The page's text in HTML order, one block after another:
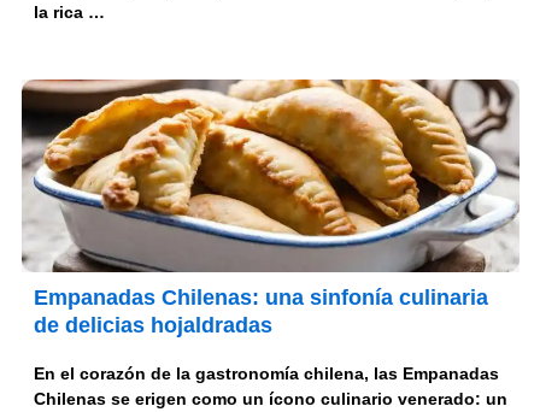
la rica …
Empanadas Chilenas: una sinfonía culinaria
de delicias hojaldradas
En el corazón de la gastronomía chilena, las Empanadas
Chilenas se erigen como un ícono culinario venerado: un